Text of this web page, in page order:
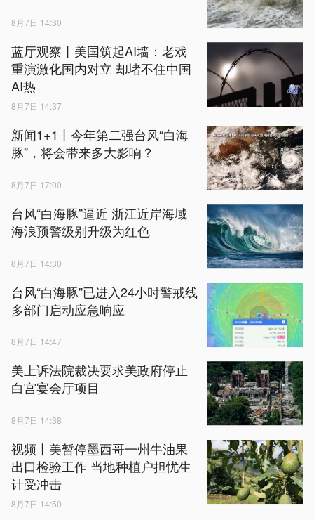
8月7日 14:30
蓝厅观察丨美国筑起AI墙：老戏
重演激化国内对立 却堵不住中国
AI热
8月7日 14:37
新闻1+1丨今年第二强台风“白海
豚”，将会带来多大影响？
8月7日 17:00
台风“白海豚”逼近 浙江近岸海域
海浪预警级别升级为红色
8月7日 14:30
台风“白海豚”已进入24小时警戒线
多部门启动应急响应
8月7日 14:47
美上诉法院裁决要求美政府停止
白宫宴会厅项目
8月7日 14:38
视频丨美暂停墨西哥一州牛油果
出口检验工作 当地种植户担忧生
计受冲击
8月7日 14:50